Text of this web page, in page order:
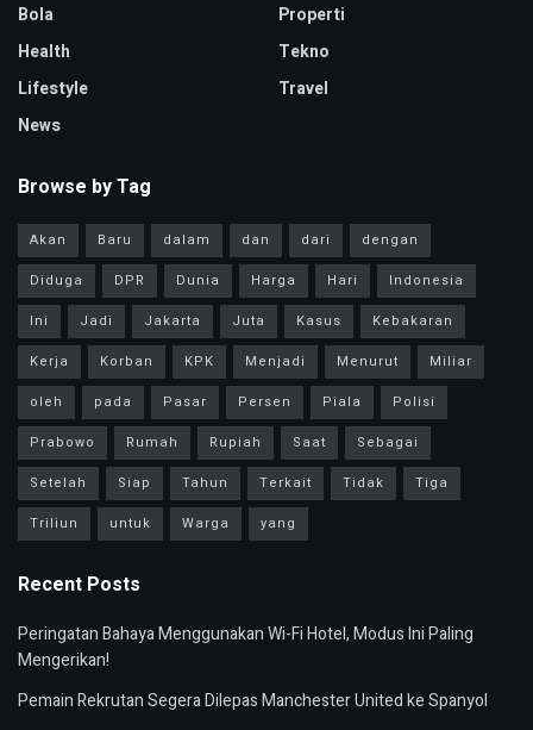
Bola
Health
Lifestyle
News
Properti
Tekno
Travel
Browse by Tag
Akan Baru dalam dan dari
dengan
Diduga
DPR Dunia Harga Hari
Indonesia
Ini
Jadi Jakarta Juta Kasus
Kebakaran
Kerja
Korban KPK Menjadi Menurut
Miliar
oleh
pada Pasar Persen Piala
Polisi
Prabowo
Rumah Rupiah Saat
Sebagai
Setelah
Siap Tahun Terkait Tidak
Tiga
Triliun
untuk Warga yang
Recent Posts
Peringatan Bahaya Menggunakan Wi-Fi Hotel, Modus Ini Paling
Mengerikan!
Pemain Rekrutan Segera Dilepas Manchester United ke Spanyol